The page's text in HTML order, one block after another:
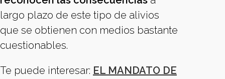
largo plazo de este tipo de alivios
que se obtienen con medios bastante
cuestionables.
Te puede interesar: EL MANDATO DE